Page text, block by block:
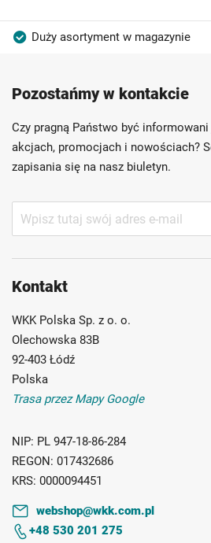
Duży asortyment w magazynie
Szybka dostawa
Indywidualni
Ponad 40 lat doświadczenia
Możliwość własnego
Pozostańmy w kontakcie
Czy pragną Państwo być
akcjach, promocjach i nowościach?
zapisania się na nasz biuletyn.
nasz
Kontakt
WKK Polska Sp. z o. o.
Olechowska 83B
92-403 Łódź
Polska
Trasa przez Mapy Google
NIP: PL 947-18-86-284
REGON: 017432686
KRS: 0000094451
webshop@wkk.com.pl
+48 530 201 275